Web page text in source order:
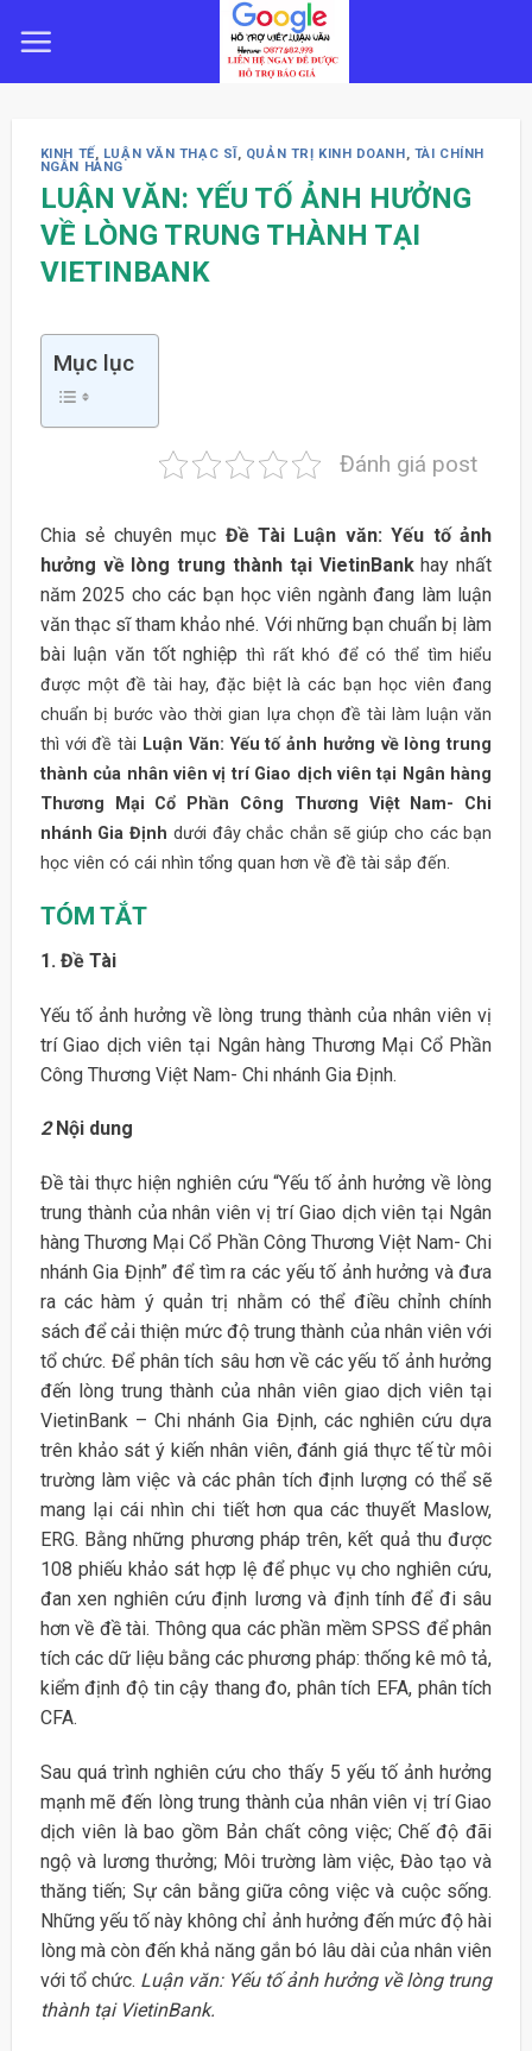
KINH TẾ, LUẬN VĂN THẠC SĨ , QUẢN TRỊ KINH DOANH, TÀI CHÍNH
NGÂN HÀNG
LUẬN VĂN: YẾU TỐ ẢNH HƯỞNG
VỀ LÒNG TRUNG THÀNH TẠI
VIETINBANK
Mục lục
Đánh giá post
Chia sẻ chuyên mục Đề Tài Luận văn: Yếu tố ảnh
hưởng về lòng trung thành tại VietinBankhay nhất
năm 2025 cho các bạn học viên ngành đang làm luận
văn thạc sĩ tham khảo nhé. Với những bạn chuẩn bị làm
bài luận văn tốt nghiệp thì rất khó để có thể tìm hiểu
được một đề tài hay, đặc biệt là các bạn học viên đang
chuẩn bị bước vào thời gian lựa chọn đề tài làm luận văn
thì với đề tài Luận Văn: Yếu tố ảnh hưởng về lòng trung
thành của nhân viên vị trí Giao dịch viên tại Ngân hàng
Thương Mại Cổ Phần Công Thương Việt Nam- Chi
nhánh Gia Định dưới đây chắc chắn sẽ giúp cho các bạn
học viên có cái nhìn tổng quan hơn về đề tài sắp đến.
TÓM TẮT
1. Đề Tài
Yếu tố ảnh hưởng về lòng trung thành của nhân viên vị
trí Giao dịch viên tại Ngân hàng Thương Mại Cổ Phần
Công Thương Việt Nam- Chi nhánh Gia Định.
2Nội dung
Đề tài thực hiện nghiên cứu “Yếu tố ảnh hưởng về lòng
trung thành của nhân viên vị trí Giao dịch viên tại Ngân
hàng Thương Mại Cổ Phần Công Thương Việt Nam- Chi
nhánh Gia Định” để tìm ra các yếu tố ảnh hưởng và đưa
ra các hàm ý quản trị nhằm có thể điều chỉnh chính
sách để cải thiện mức độ trung thành của nhân viên với
tổ chức. Để phân tích sâu hơn về các yếu tố ảnh hưởng
đến lòng trung thành của nhân viên giao dịch viên tại
VietinBank – Chi nhánh Gia Định, các nghiên cứu dựa
trên khảo sát ý kiến nhân viên, đánh giá thực tế từ môi
trường làm việc và các phân tích định lượng có thể sẽ
mang lại cái nhìn chi tiết hơn qua các thuyết Maslow,
ERG. Bằng những phương pháp trên, kết quả thu được
108 phiếu khảo sát hợp lệ để phục vụ cho nghiên cứu,
đan xen nghiên cứu định lương và định tính để đi sâu
hơn về đề tài. Thông qua các phần mềm SPSS để phân
tích các dữ liệu bằng các phương pháp: thống kê mô tả,
kiểm định độ tin cậy thang đo, phân tích EFA, phân tích
CFA.
Sau quá trình nghiên cứu cho thấy 5 yếu tố ảnh hưởng
mạnh mẽ đến lòng trung thành của nhân viên vị trí Giao
dịch viên là bao gồm Bản chất công việc; Chế độ đãi
ngộ và lương thưởng; Môi trường làm việc, Đào tạo và
thăng tiến; Sự cân bằng giữa công việc và cuộc sống.
Những yếu tố này không chỉ ảnh hưởng đến mức độ hài
lòng mà còn đến khả năng gắn bó lâu dài của nhân viên
với tổ chức. Luận văn: Yếu tố ảnh hưởng về lòng trung
thành tại VietinBank.